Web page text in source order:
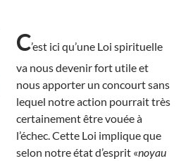
C’est ici qu’une Loi spirituelle
va nous devenir fort utile et
nous apporter un concourt sans
lequel notre action pourrait très
certainement être vouée à
l’échec. Cette Loi implique que
selon notre état d’esprit «noyau